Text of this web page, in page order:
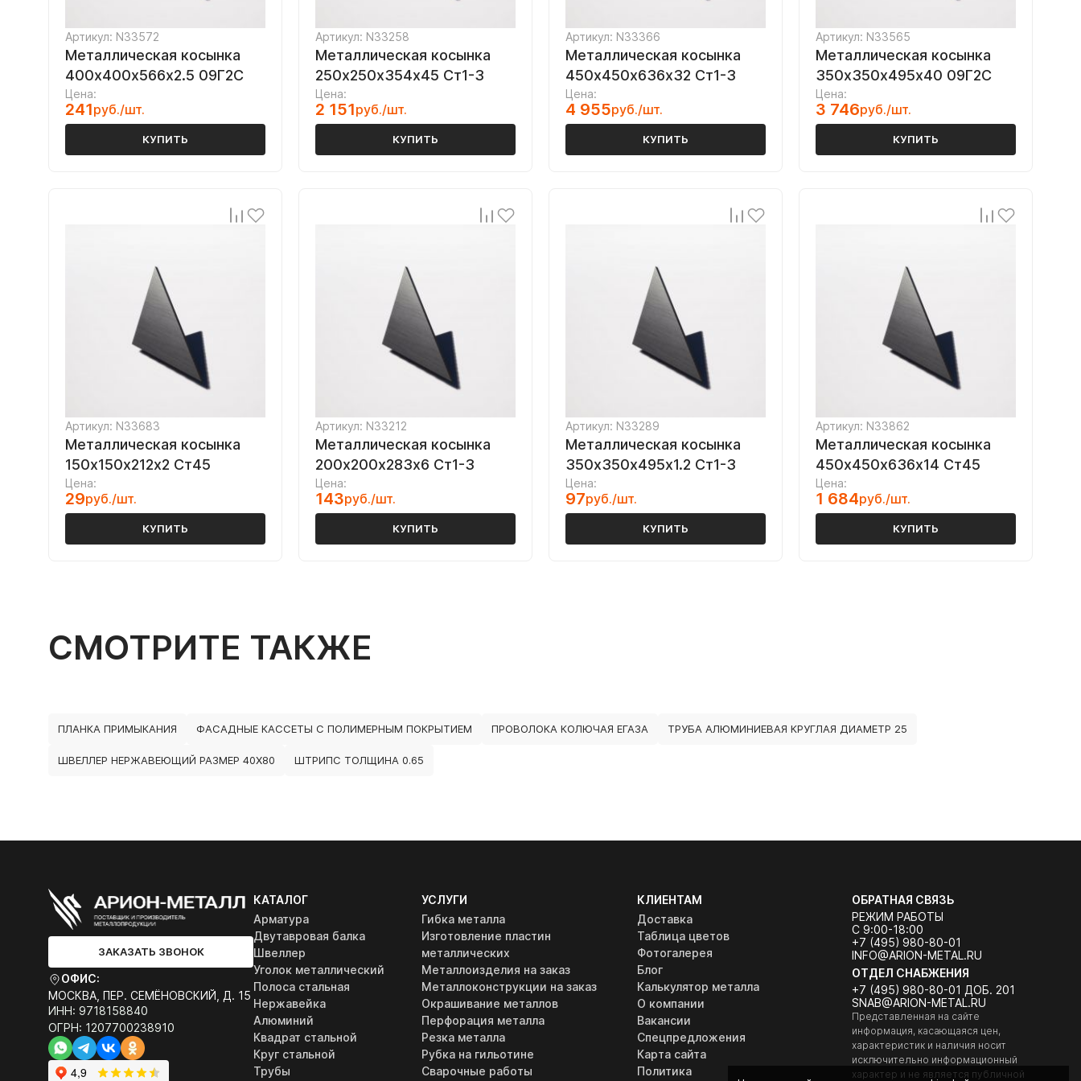
Артикул: N33572
Металлическая косынка
400х400х566х2.5 09Г2С
Цена:
241руб./шт.
КУПИТЬ
Артикул: N33258
Металлическая косынка
250х250х354х45 Ст1-3
Цена:
2 151руб./шт.
КУПИТЬ
Артикул: N33366
Металлическая косынка
450х450х636х32 Ст1-3
Цена:
4 955руб./шт.
КУПИТЬ
Артикул: N33565
Металлическая косынка
350х350х495х40 09Г2С
Цена:
3 746руб./шт.
КУПИТЬ
Артикул: N33683
Металлическая косынка
150х150х212х2 Ст45
Цена:
29руб./шт.
КУПИТЬ
Артикул: N33212
Металлическая косынка
200х200х283х6 Ст1-3
Цена:
143руб./шт.
КУПИТЬ
Артикул: N33289
Металлическая косынка
350х350х495х1.2 Ст1-3
Цена:
97руб./шт.
КУПИТЬ
Артикул: N33862
Металлическая косынка
450х450х636х14 Ст45
Цена:
1 684руб./шт.
КУПИТЬ
СМОТРИТЕ ТАКЖЕ
ПЛАНКА ПРИМЫКАНИЯ ФАСАДНЫЕ КАССЕТЫ С ПОЛИМЕРНЫМ ПОКРЫТИЕМ ПРОВОЛОКА КОЛЮЧАЯ ЕГАЗА ТРУБА АЛЮМИНИЕВАЯ КРУГЛАЯ ДИАМЕТР 25
ШВЕЛЛЕР НЕРЖАВЕЮЩИЙ РАЗМЕР 40Х80 ШТРИПС ТОЛЩИНА 0.65
ЗАКАЗАТЬ ЗВОНОК
ОФИС:
МОСКВА, ПЕР. СЕМЁНОВСКИЙ, Д. 15
ИНН: 9718158840
ОГРН: 1207700238910
КАТАЛОГ
Арматура
Двутавровая балка
Швеллер
Уголок металлический
Полоса стальная
Нержавейка
Алюминий
Квадрат стальной
Круг стальной
Трубы
УСЛУГИ
Гибка металла
Изготовление пластин
металлических
Металлоизделия на заказ
Металлоконструкции на заказ
Окрашивание металлов
Перфорация металла
Резка металла
Рубка на гильотине
Сварочные работы
КЛИЕНТАМ
Доставка
Таблица цветов
Фотогалерея
Блог
Калькулятор металла
О компании
Вакансии
Спецпредложения
Карта сайта
Политика
ОБРАТНАЯ СВЯЗЬ
РЕЖИМ РАБОТЫ
С 9:00-18:00
+7 (495) 980-80-01
INFO@ARION-METAL.RU
ОТДЕЛ СНАБЖЕНИЯ
+7 (495) 980-80-01 ДОБ. 201
SNAB@ARION-METAL.RU
Представленная на сайте
информация, касающаяся цен,
характеристик и наличия носит
исключительно информационный
характер и не является публичной